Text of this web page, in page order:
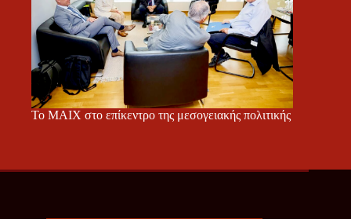
Το ΜΑΙΧ στο επίκεντρο της μεσογειακής πολιτικής